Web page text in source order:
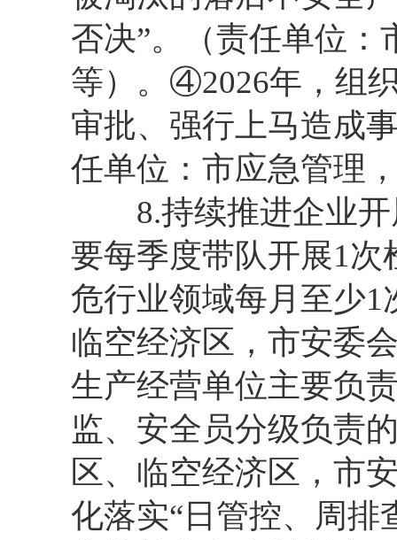
否决”。（责任单位
等）。④2026年，组
审批、强行上马造成
任单位：市应急管理
8.持续推进企业开
要每季度带队开展1
危行业领域每月至少
临空经济区，市安委
生产经营单位主要负
监、安全员分级负责
区、临空经济区，市
化落实“日管控、周排